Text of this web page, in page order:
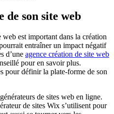
son site web
est important dans la création
entraîner un impact négatif
d’une agence création de site web
pour en savoir plus.
pour définir la plate-forme de son
de sites web en ligne.
de sites Wix s’utilisent pour